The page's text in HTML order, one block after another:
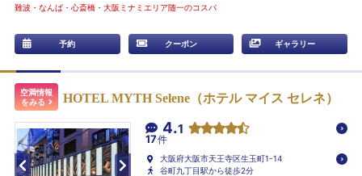
難波・なんば・心斎橋・大阪ミナミエリア随一のコスパ
予約 クーポン ギャラリー
空満情報
をみる
HOTEL MYTH Selene（ホテル マイス セレネ）
4.1
17件
大阪府大阪市天王寺区生玉町1-14
谷町九丁目駅から徒歩2分